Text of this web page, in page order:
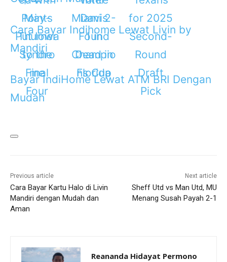
Cara Bayar Indihome Lewat Livin by
Mandiri
Bayar IndiHome Lewat ATM BRI Dengan
Mudah
Previous article
Cara Bayar Kartu Halo di Livin
Mandiri dengan Mudah dan
Aman
Next article
Sheff Utd vs Man Utd, MU
Menang Susah Payah 2-1
Reananda Hidayat Permono